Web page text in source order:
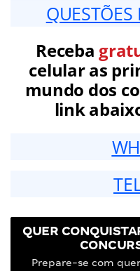
Receba
celular as
mundo dos
link
QUER
Prepare-se com